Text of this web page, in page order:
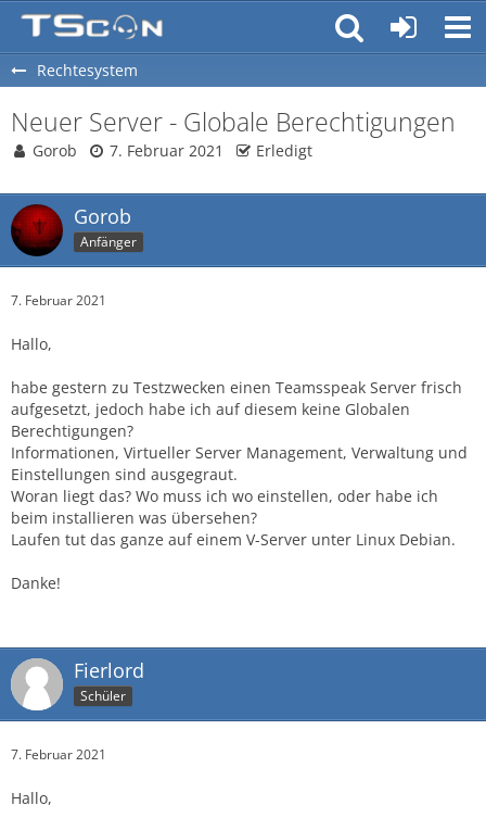
Rechtesystem
Neuer Server - Globale Berechtigungen
Gorob 7. Februar 2021 Erledigt
Gorob
Anfänger
7. Februar 2021
Hallo,
habe gestern zu Testzwecken einen Teamsspeak Server frisch
aufgesetzt, jedoch habe ich auf diesem keine Globalen
Berechtigungen?
Informationen, Virtueller Server Management, Verwaltung und
Einstellungen sind ausgegraut.
Woran liegt das? Wo muss ich wo einstellen, oder habe ich
beim installieren was übersehen?
Laufen tut das ganze auf einem V-Server unter Linux Debian.
Danke!
Fierlord
Schüler
7. Februar 2021
Hallo,